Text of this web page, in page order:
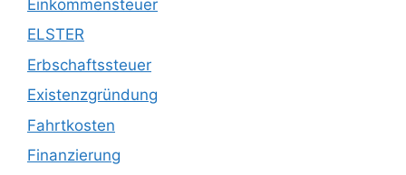
Einkommensteuer
ELSTER
Erbschaftssteuer
Existenzgründung
Fahrtkosten
Finanzierung